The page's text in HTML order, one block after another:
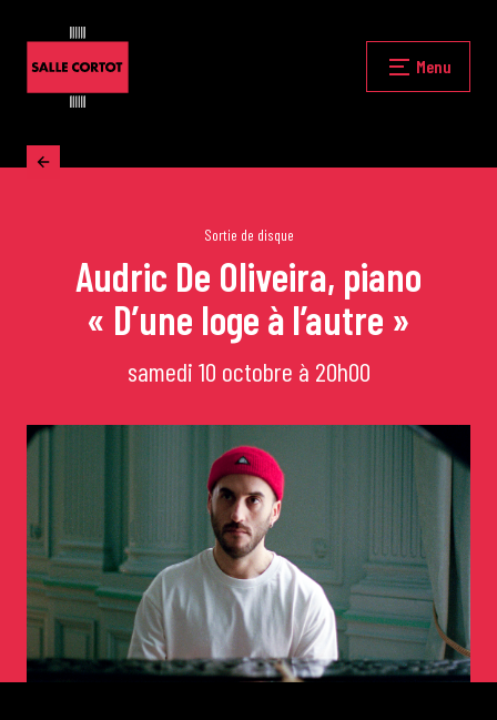
Fermer
Accueil
La programmation
Les grands concerts
Les Rencontres Musicales
de Cortot
Concerts de midi et demi
Scolaires / Pass Culture
Menu
Sortie de disque
Audric De Oliveira, piano
« D’une loge à l’autre »
samedi 10 octobre à 20h00